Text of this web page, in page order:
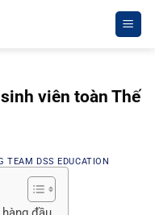
viên toàn Thế
TEAM DSS EDUCATION